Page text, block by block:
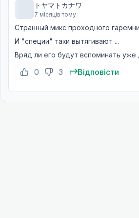
01 лист. 2025
19 Бачити речі
08 лист. 2025
20 Зараз мій шанс
21
トヤマトカナワ
7 місяців тому
Странный микс проходного
И "специи" таки вытягивают ...
Вряд ли его будут вспоминать
0 3 Відповісти